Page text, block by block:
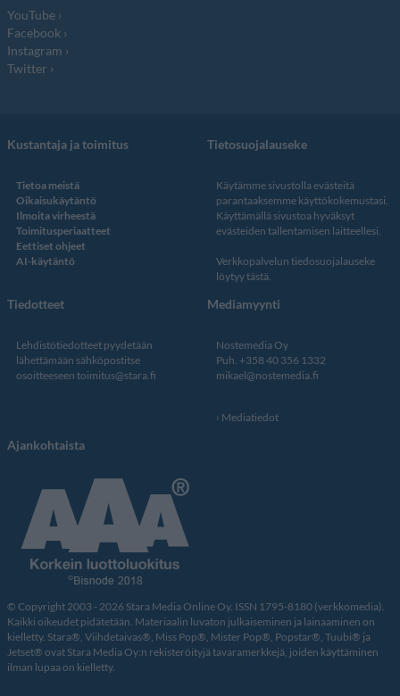
YouTube
Facebook
Instagram
Twitter
Kustantaja ja toimitus
Tietoa meistä
Oikaisukäytäntö
Ilmoita virheestä
Toimitusperiaatteet
Eettiset ohjeet
AI-käytäntö
Tietosuojalauseke
Käytämme sivustolla evästeitä
parantaaksemme käyttökokemustasi.
Käyttämällä sivustoa hyväksyt
evästeiden tallentamisen laitteellesi.
Verkkopalvelun tiedosuojalauseke
löytyy tästä
Tiedotteet
Lehdistötiedotteet pyydetään
lähettämään sähköpostitse
osoitteeseen toimitus@stara.fi
Mediamyynti
Nostemedia Oy
Puh. +358 40 356 1332
mikael@nostemedia.fi
Mediatiedot
Ajankohtaista
© Copyright 2003 - 2026 Stara Media Online Oy. ISSN 1795-8180 (verkkomedia).
Kaikki oikeudet pidätetään. Materiaalin luvaton julkaiseminen ja lainaaminen on
kielletty. Stara®, Viihdetaivas®, Miss Pop®, Mister Pop®, Popstar®, Tuubi® ja
Jetset® ovat Stara Media Oy:n rekisteröityjä tavaramerkkejä, joiden käyttäminen
ilman lupaa on kielletty.